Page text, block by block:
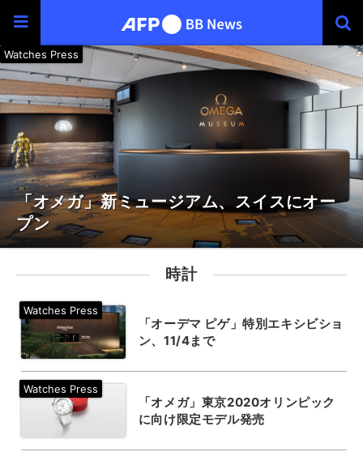
「オメガ」新ミュージアム、スイスにオー
プン
時計
「オーデマ ピゲ」特別エキシビショ
ン、11/4まで
「オメガ」東京2020オリンピック
に向け限定モデル発売